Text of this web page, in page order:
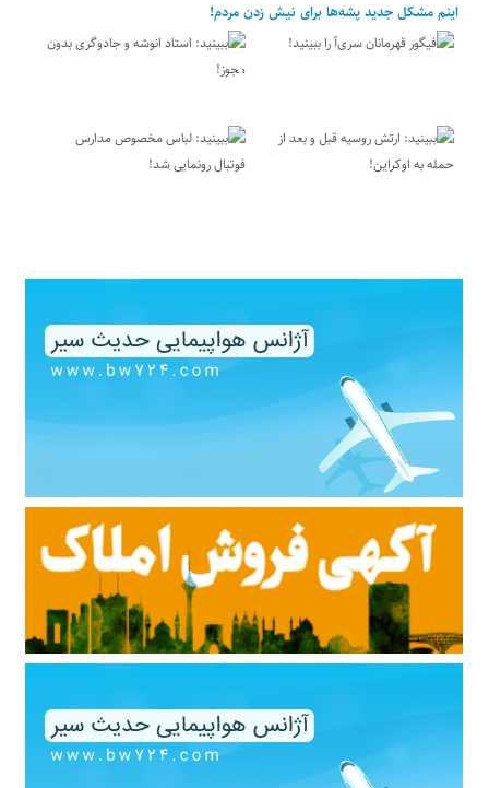
اینم مشکل جدید پشه‌ها برای نیش زدن مردم!